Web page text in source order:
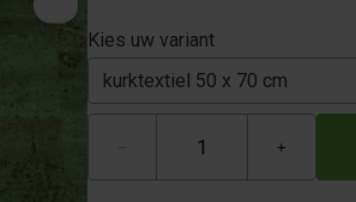
Kies uw variant
+